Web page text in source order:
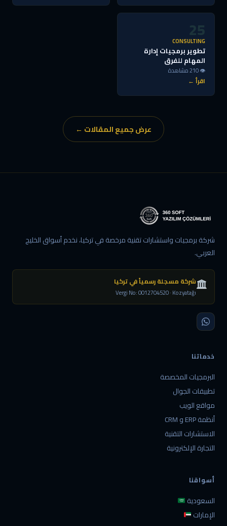
25
CONSULTING
تطوير برمجيات إدارة
المهام للفرق
👁 210 مشاهدة
اقرأ ←
عرض جميع المقالات ←
شركة برمجيات واستشارات تقنية مرخصة في تركيا، نخدم أسواق الخليج
العربي.
شركة مسجلة رسمياً في تركيا
Vergi No: 0012704520 · Kozyatağı
خدماتنا
البرمجيات المخصصة
تطبيقات الجوال
مواقع الويب
أنظمة ERP و CRM
الاستشارات التقنية
التجارة الإلكترونية
أسواقنا
السعودية
الإمارات